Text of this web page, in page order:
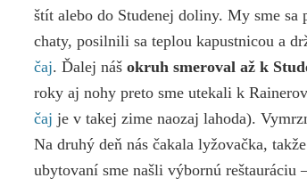
štít alebo do Studenej doliny. My sme
chaty, posilnili sa teplou kapustnicou a
čaj. Ďalej náš okruh smeroval až k
roky aj nohy preto sme utekali k
čaj je v takej zime naozaj lahoda).
Na druhý deň nás čakala lyžovačka,
ubytovaní sme našli výbornú reštauráciu